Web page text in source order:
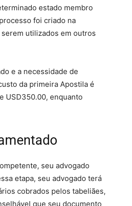
estado membro
foi criado na
utilizados em outros
e a necessidade de
da primeira Apostila é
USD350.00, enquanto
seu advogado
etapa, seu advogado terá
cobrados pelos tabeliães,
que seu documento